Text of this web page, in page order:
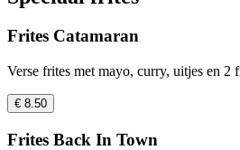
Frites Catamaran
Verse frites met mayo, curry, uitjes en 2
€ 8.50
Frites Back In Town